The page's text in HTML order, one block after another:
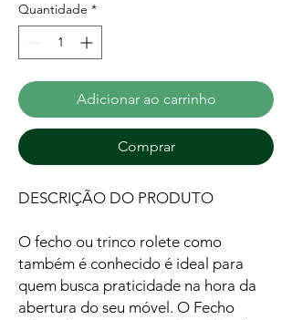
Quantidade *
Adicionar ao carrinho
Comprar
DESCRIÇÃO DO PRODUTO
O fecho ou trinco rolete como
também é conhecido é ideal para
quem busca praticidade na hora da
abertura do seu móvel. O Fecho